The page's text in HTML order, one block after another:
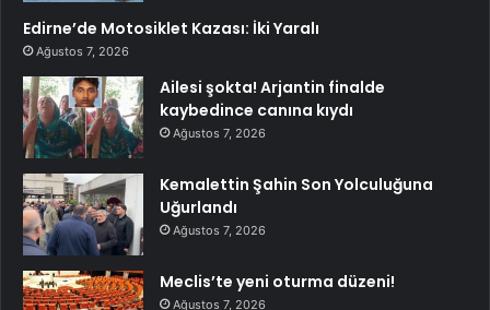
Edirne’de Motosiklet Kazası: İki Yaralı
Ağustos 7, 2026
Ailesi şokta! Arjantin finalde
kaybedince canına kıydı
Ağustos 7, 2026
Kemalettin Şahin Son Yolculuğuna
Uğurlandı
Ağustos 7, 2026
Meclis’te yeni oturma düzeni!
Ağustos 7, 2026